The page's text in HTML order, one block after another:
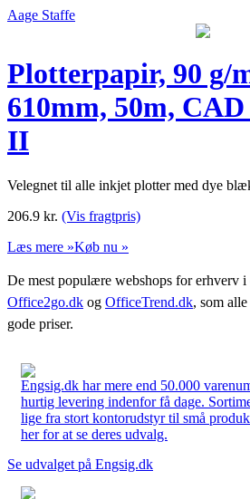
Aage Staffe
Plotterpapir, 90 g/
610mm, 50m,
II
Velegnet til alle inkjet plotter med dye
206.9 kr. (Vis fragtpris)
Læs mere »Køb nu »
De mest populære webshops for erhverv
Office2go.dk og OfficeTrend.dk, som
gode priser.
Engsig.dk har mere end 50.000
hurtig levering indenfor få dage.
lige fra stort kontorudstyr til små
her for at se deres udvalg.
Se udvalget på Engsig.dk